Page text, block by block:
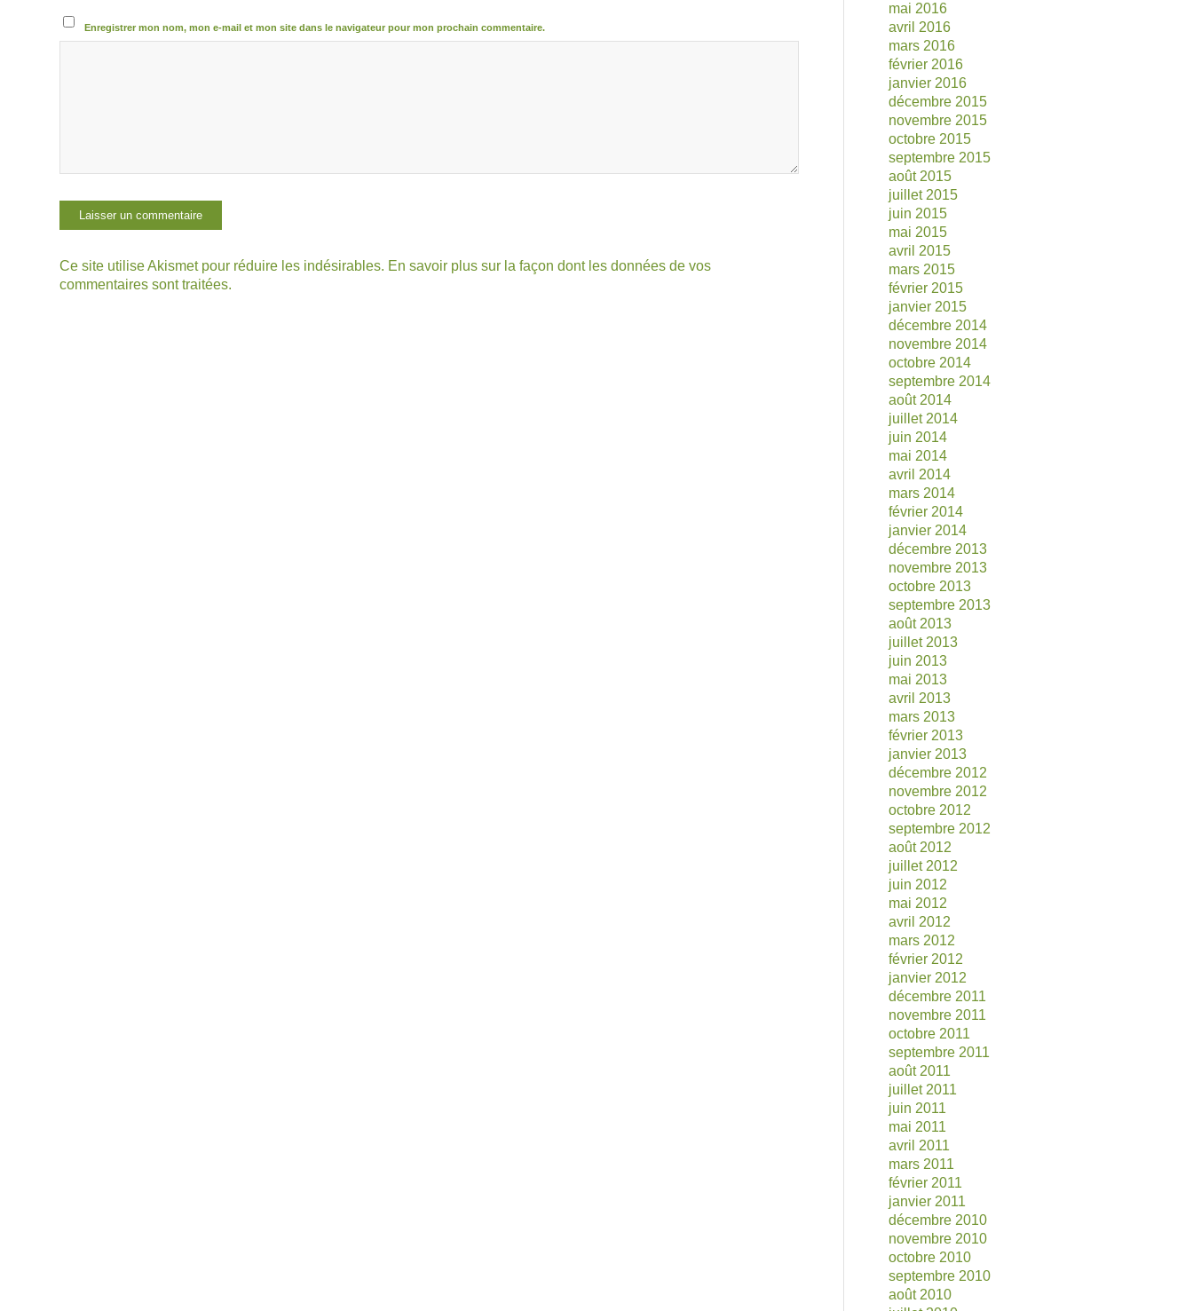
Enregistrer mon nom, mon e-mail et mon site dans le navigateur pour mon prochain commentaire.
Ce site utilise Akismet pour réduire les indésirables. En savoir plus sur la façon dont les données de vos
commentaires sont traitées.
mai 2016
avril 2016
mars 2016
février 2016
janvier 2016
décembre 2015
novembre 2015
octobre 2015
septembre 2015
août 2015
juillet 2015
juin 2015
mai 2015
avril 2015
mars 2015
février 2015
janvier 2015
décembre 2014
novembre 2014
octobre 2014
septembre 2014
août 2014
juillet 2014
juin 2014
mai 2014
avril 2014
mars 2014
février 2014
janvier 2014
décembre 2013
novembre 2013
octobre 2013
septembre 2013
août 2013
juillet 2013
juin 2013
mai 2013
avril 2013
mars 2013
février 2013
janvier 2013
décembre 2012
novembre 2012
octobre 2012
septembre 2012
août 2012
juillet 2012
juin 2012
mai 2012
avril 2012
mars 2012
février 2012
janvier 2012
décembre 2011
novembre 2011
octobre 2011
septembre 2011
août 2011
juillet 2011
juin 2011
mai 2011
avril 2011
mars 2011
février 2011
janvier 2011
décembre 2010
novembre 2010
octobre 2010
septembre 2010
août 2010